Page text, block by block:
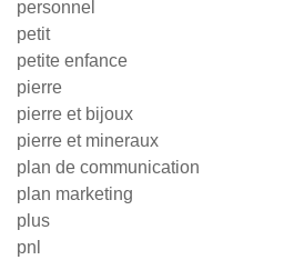
personnel
petit
petite enfance
pierre
pierre et bijoux
pierre et mineraux
plan de communication
plan marketing
plus
pnl